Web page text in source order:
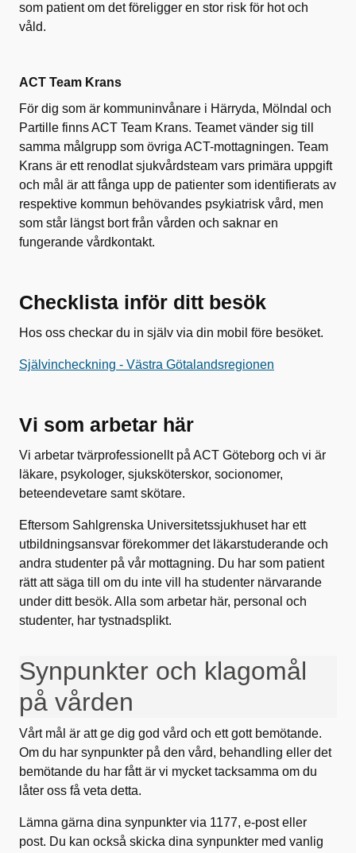
som patient om det föreligger en stor risk för hot och
våld.
ACT Team Krans
För dig som är kommuninvånare i Härryda, Mölndal och
Partille finns ACT Team Krans. Teamet vänder sig till
samma målgrupp som övriga ACT-mottagningen. Team
Krans är ett renodlat sjukvårdsteam vars primära uppgift
och mål är att fånga upp de patienter som identifierats av
respektive kommun behövandes psykiatrisk vård, men
som står längst bort från vården och saknar en
fungerande vårdkontakt.
Checklista inför ditt besök
Hos oss checkar du in själv via din mobil före besöket.
Självincheckning - Västra Götalandsregionen
Vi som arbetar här
Vi arbetar tvärprofessionellt på ACT Göteborg och vi är
läkare, psykologer, sjuksköterskor, socionomer,
beteendevetare samt skötare.
Eftersom Sahlgrenska Universitetssjukhuset har ett
utbildningsansvar förekommer det läkarstuderande och
andra studenter på vår mottagning. Du har som patient
rätt att säga till om du inte vill ha studenter närvarande
under ditt besök. Alla som arbetar här, personal och
studenter, har tystnadsplikt.
Synpunkter och klagomål
på vården
Vårt mål är att ge dig god vård och ett gott bemötande.
Om du har synpunkter på den vård, behandling eller det
bemötande du har fått är vi mycket tacksamma om du
låter oss få veta detta.
Lämna gärna dina synpunkter via 1177, e-post eller
post. Du kan också skicka dina synpunkter med vanlig